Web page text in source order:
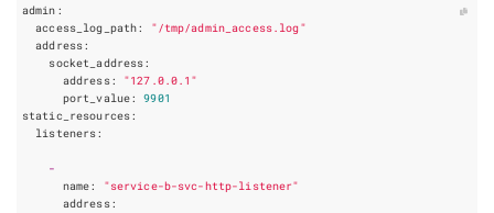
admin :
access_log_path:
"/tmp/admin_access.log"
address:
socket_address:
address:
"127.0.0.1"
port_value:
9901
static_resources:
listeners:
-
name:
"service-b-svc-http-listener"
address: